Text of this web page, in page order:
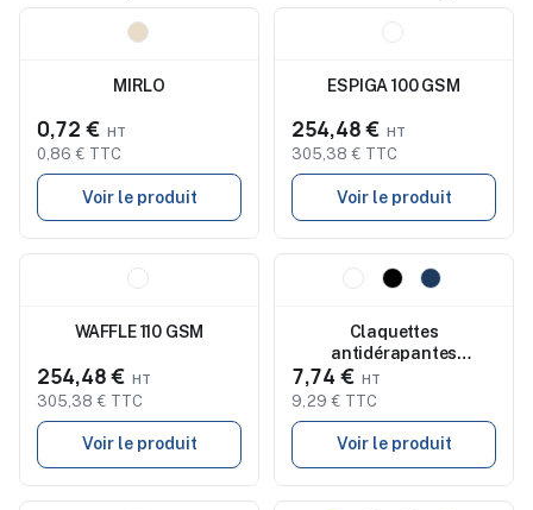
MIRLO
0,72 €
0,86 € TTC
Voir le produit
ESPIGA 100 GSM
254,48 €
305,38 € TTC
Voir le produit
WAFFLE 110 GSM
254,48 €
305,38 € TTC
Voir le produit
Nouveau
Claquettes
antidérapantes
personnalisées 40/41
KOLAM - Confort et style
économique
7,74 €
9,29 € TTC
Voir le produit